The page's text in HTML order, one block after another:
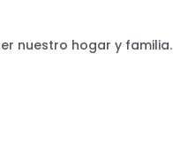
nuestro hogar y familia.